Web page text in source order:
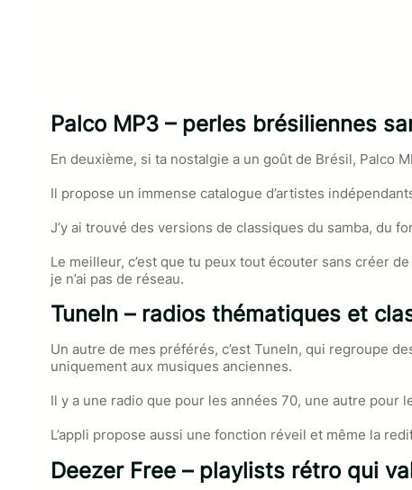
Palco MP3 – perles brésiliennes
En deuxième, si ta nostalgie a un goût de Brésil, Palco
Il propose un immense catalogue d’artistes
J’y ai trouvé des versions de classiques du samba, du
Le meilleur, c’est que tu peux tout écouter sans créer
je n’ai pas de réseau.
TuneIn – radios thématiques et
Un autre de mes préférés, c’est TuneIn, qui regroupe
uniquement aux musiques anciennes.
Il y a une radio que pour les années 70, une autre pour
L’appli propose aussi une fonction réveil et même la
Deezer Free – playlists rétro qui